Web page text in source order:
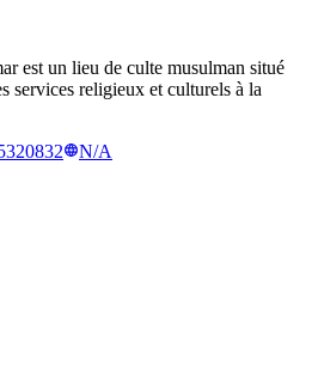
est un lieu de culte musulman situé
services religieux et culturels à la
N/A